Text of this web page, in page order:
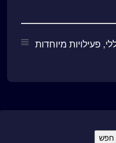
, פעילויות מיוחדות